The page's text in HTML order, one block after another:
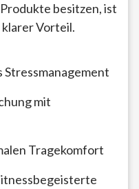
besitzen, ist
Vorteil.
Stressmanagement
mit
Tragekomfort